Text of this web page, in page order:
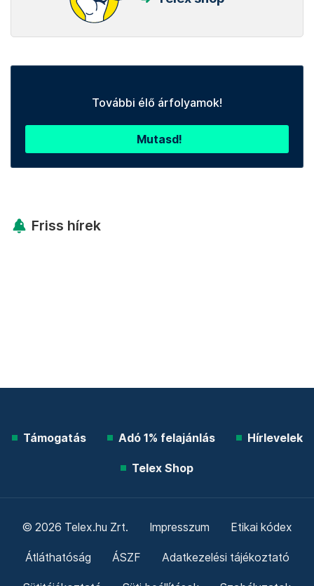
További élő árfolyamok!
Mutasd!
Friss hírek
Támogatás Adó 1% felajánlás Hírlevelek
Telex Shop
© 2026 Telex.hu Zrt. Impresszum Etikai kódex
Átláthatóság ÁSZF Adatkezelési tájékoztató